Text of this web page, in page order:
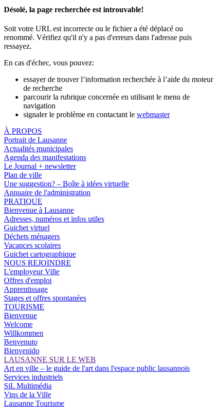
Désolé, la page recherchée est introuvable!
Soit votre URL est incorrecte ou le fichier a été déplacé ou
renommé. Vérifiez qu'il n'y a pas d'erreurs dans l'adresse puis
ressayez.
En cas d'échec, vous pouvez:
essayer de trouver l’information recherchée à l’aide du moteur
de recherche
parcourir la rubrique concernée en utilisant le menu de
navigation
signaler le problème en contactant le webmaster
À PROPOS
Portrait de Lausanne
Actualités municipales
Agenda des manifestations
Le Journal + newsletter
Plan de ville
Une suggestion? – Boîte à idées virtuelle
Annuaire de l'administration
PRATIQUE
Bienvenue à Lausanne
Adresses, numéros et infos utiles
Guichet virtuel
Déchets ménagers
Vacances scolaires
Guichet cartographique
NOUS REJOINDRE
L'employeur Ville
Offres d'emploi
Apprentissage
Stages et offres spontanées
TOURISME
Bienvenue
Welcome
Willkommen
Benvenuto
Bienvenido
LAUSANNE SUR LE WEB
Art en ville – le guide de l'art dans l'espace public lausannois
Services industriels
SiL Multimédia
Vins de la Ville
Lausanne Tourisme